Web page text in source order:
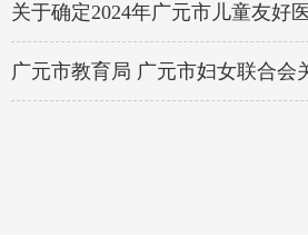
关于确定2024年广元市儿童友好
广元市教育局 广元市妇女联合会